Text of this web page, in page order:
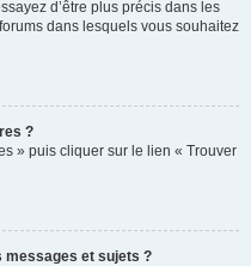
d’être plus précis dans les
dans lesquels vous souhaitez
?
» puis cliquer sur le lien « Trouver
messages et sujets ?